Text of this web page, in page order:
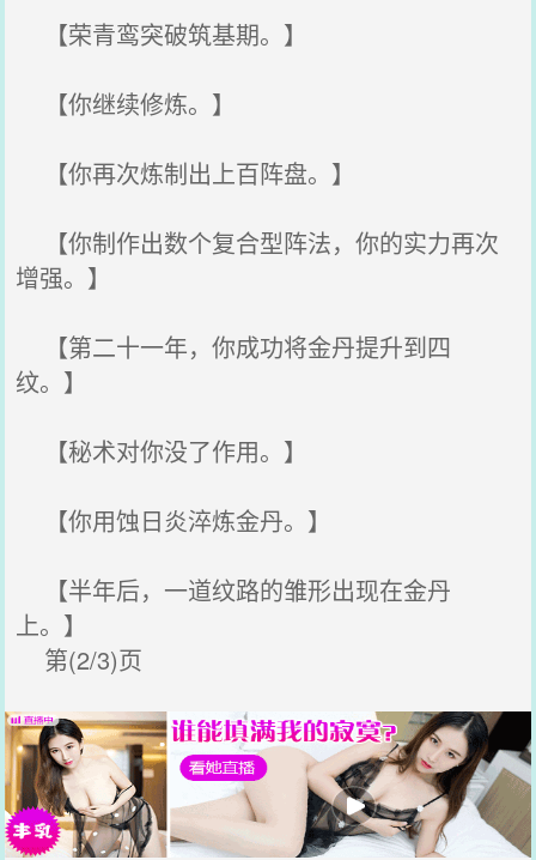
【荣青鸾突破筑基期。】
【你继续修炼。】
【你再次炼制出上百阵盘。】
【你制作出数个复合型阵法，你的实力再次
增强。】
【第二十一年，你成功将金丹提升到四
纹。】
【秘术对你没了作用。】
【你用蚀日炎淬炼金丹。】
【半年后，一道纹路的雏形出现在金丹
上。】
第(2/3)页